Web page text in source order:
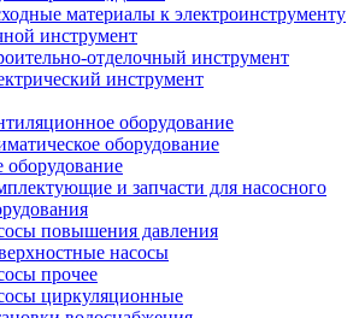
материалы к электроинструменту
инструмент
отделочный инструмент
инструмент
оборудование
оборудование
оборудование
и запчасти для насосного
повышения давления
насосы
прочее
циркуляционные